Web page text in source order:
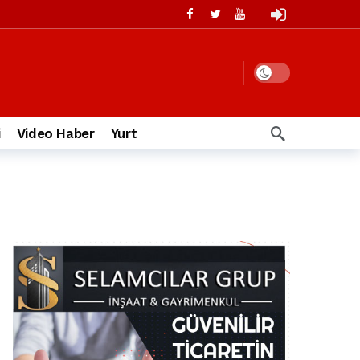
Video Haber Yurt